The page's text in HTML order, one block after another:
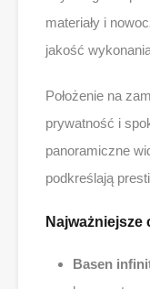
materiały i
jakość
Położenie na
prywatność i
panoramiczne
podkreślają
Najważniejsze
Basen